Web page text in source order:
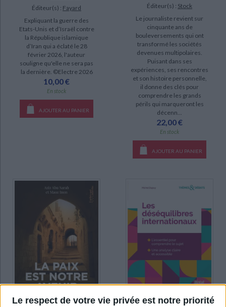
Le respect de votre vie privée est notre priorité
Éditeur(s) : Fayard
Expliquant la guerre des
Etats-Unis et d’Israël contre
la République islamique
d’Iran qui a éclaté le 28
février 2026, l'auteur
souligne qu'elle ne sera pas
la dernière. ©Electre 2026
10,00 €
En stock
AJOUTER AU PANIER
Éditeur(s) : Stock
Le journaliste revient sur
cinquante ans de
bouleversements qui ont
transformé les sociétés
devenues multipolaires.
Puisant dans ses
expériences, ses rencontres
et son histoire personnelle,
il donne des clés pour
comprendre les grands
périls qui marqueront les
décenn...
22,00 €
En stock
AJOUTER AU PANIER